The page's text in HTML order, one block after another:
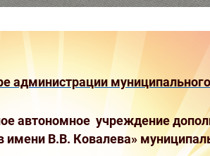
администрации
автономное учреждение
имени В.В. Ковалева»